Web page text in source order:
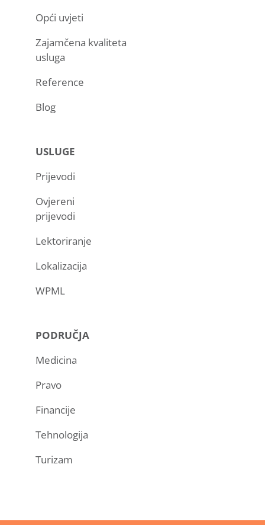
Opći uvjeti
Zajamčena kvaliteta
usluga
Reference
Blog
USLUGE
Prijevodi
Ovjereni
prijevodi
Lektoriranje
Lokalizacija
WPML
PODRUČJA
Medicina
Pravo
Financije
Tehnologija
Turizam